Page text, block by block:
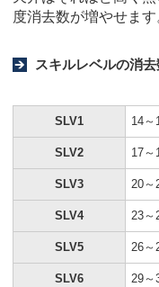
度消去数が増やせます
スキルレベルの消
SLV1 14～
SLV2 17～
SLV3 20～
SLV4 23～
SLV5 26～
SLV6 29～